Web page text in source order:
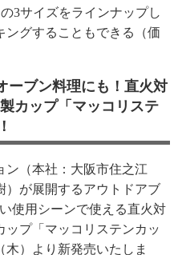
3サイズをラインナップし
ングすることもできる（価
ーブン料理にも！直火対
カップ「マッコリステ
ン（本社：大阪市住之江
）が展開するアウトドアブ
使用シーンで使える直火対
ップ「マッコリステンカッ
木）より新発売いたしま